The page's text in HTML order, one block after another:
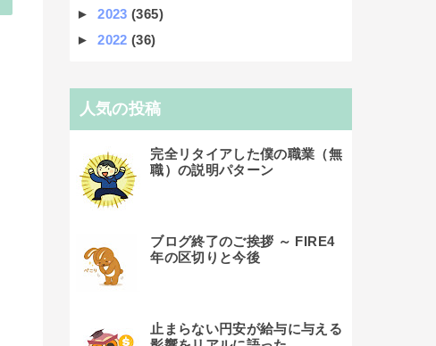
►2023(365)
►2022(36)
人気の投稿
完全リタイアした僕の職業（無
職）の説明パターン
ブログ終了のご挨拶 ～ FIRE4
年の区切りと今後
止まらない円安が給与に与える